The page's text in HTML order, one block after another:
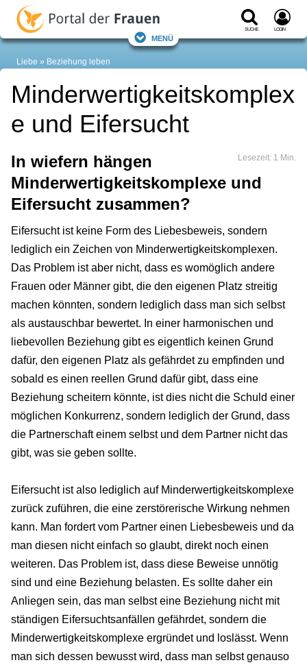
Suche Login
Menü
Liebe Beziehung leben
Minderwertigkeitskomplex
e und Eifersucht
Lesezeit: 1 Min.
In wiefern hängen
Minderwertigkeitskomplexe und
Eifersucht zusammen?
Eifersucht ist keine Form des Liebesbeweis, sondern
lediglich ein Zeichen von Minderwertigkeitskomplexen.
Das Problem ist aber nicht, dass es womöglich andere
Frauen oder Männer gibt, die den eigenen Platz streitig
machen könnten, sondern lediglich dass man sich selbst
als austauschbar bewertet. In einer harmonischen und
liebevollen Beziehung gibt es eigentlich keinen Grund
dafür, den eigenen Platz als gefährdet zu empfinden und
sobald es einen reellen Grund dafür gibt, dass eine
Beziehung scheitern könnte, ist dies nicht die Schuld einer
möglichen Konkurrenz, sondern lediglich der Grund, dass
die Partnerschaft einem selbst und dem Partner nicht das
gibt, was sie geben sollte.
Eifersucht ist also lediglich auf Minderwertigkeitskomplexe
zurück zuführen, die eine zerstörerische Wirkung nehmen
kann. Man fordert vom Partner einen Liebesbeweis und da
man diesen nicht einfach so glaubt, direkt noch einen
weiteren. Das Problem ist, dass diese Beweise unnötig
sind und eine Beziehung belasten. Es sollte daher ein
Anliegen sein, das man selbst eine Beziehung nicht mit
ständigen Eifersuchtsanfällen gefährdet, sondern die
Minderwertigkeitskomplexe ergründet und loslässt. Wenn
man sich dessen bewusst wird, dass man selbst genauso